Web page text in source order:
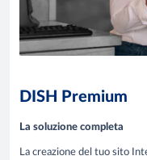
DISH Premium
La soluzione completa
La creazione del tuo sito